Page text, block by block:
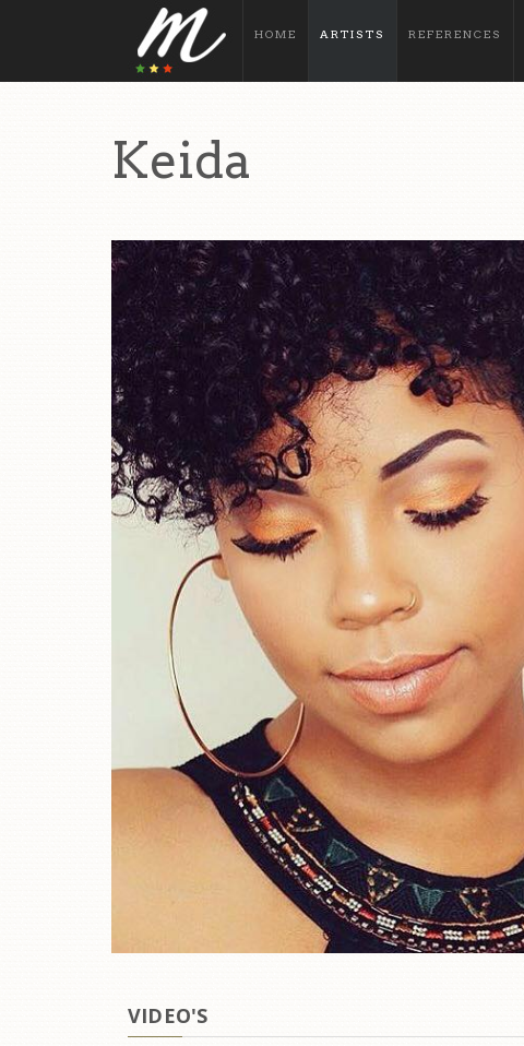
HOME ARTISTS REFERENCES
Keida
VIDEO'S